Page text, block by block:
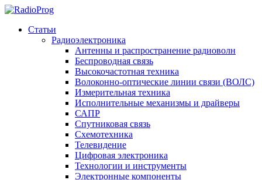
Статьи
Радиоэлектроника
Антенны и распространение радиоволн
Беспроводная связь
Высокочастотная техника
Волоконно-оптические линии связи (ВОЛС)
Измерительная техника
Исполнительные механизмы и драйверы
САПР
Спутниковая связь
Схемотехника
Телевидение
Цифровая электроника
Технологии и инструменты
Электронные компоненты